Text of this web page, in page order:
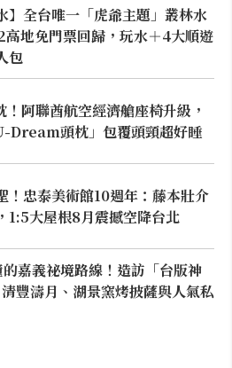
】全台唯一「虎爺主題」叢林水
地免門票回歸，玩水＋4大順遊
包
！阿聯酋航空經濟艙座椅升級，
Dream頭枕」包覆頭頸超好睡
！忠泰美術館10週年：藤本壯介
1:5大屋根8月震撼空降台北
嘉義祕境路線！造訪「台版神
豐濤月、湖景窯烤披薩與人氣私